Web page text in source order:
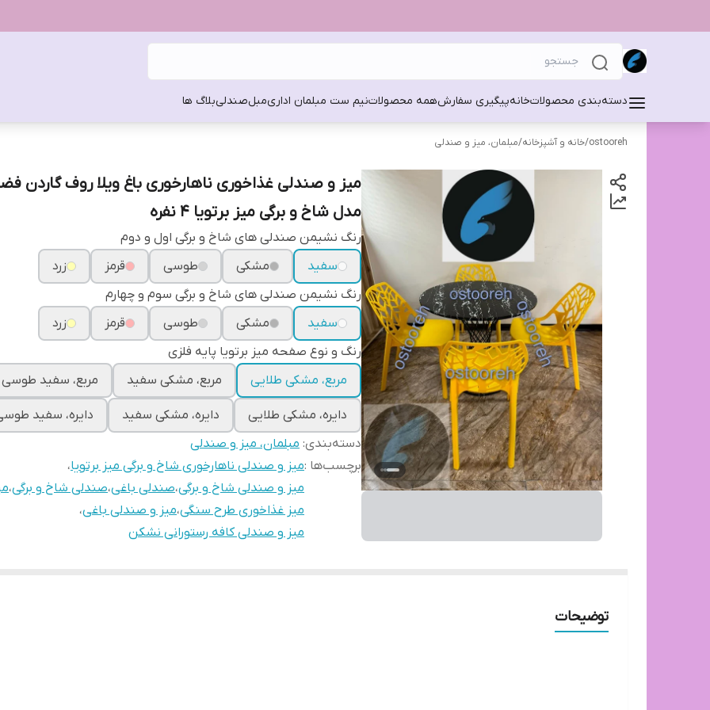
دسته‌بندی محصولاتخانهپیگیری سفارشهمه محصولاتنیم ست مبلمان اداریمبلصندلیبلاگ ها
ostooreh
/خانه و آشپزخانه/مبلمان، میز و صندلی
میز و صندلی غذاخوری ناهارخوری باغ ویلا روف گاردن
مدل شاخ و برگی میز برتویا ۴ نفره
رنگ نشیمن صندلی های شاخ و برگی اول و دوم
سفید
مشکی طوسی قرمز
زرد
رنگ نشیمن صندلی های شاخ و برگی سوم و چهارم
سفید
مشکی طوسی قرمز
زرد
رنگ و نوع صفحه میز برتویا پایه فلزی
مربع، مشکی طلایی
مربع، مشکی سفید مربع، سفید طوسی
دایره، مشکی طلایی دایره، مشکی سفید
دایره، سفید
دسته‌بندی: مبلمان، میز و صندلی
برچسب‌ها :میز و صندلی ناهارخوری شاخ و برگی میز برتویا،
میز و صندلی شاخ و برگی،صندلی باغی،صندلی شاخ و برگی،
میز غذاخوری طرح سنگی،میز و صندلی باغی،
میز و صندلی کافه رستورانی نشکن
توضیحات